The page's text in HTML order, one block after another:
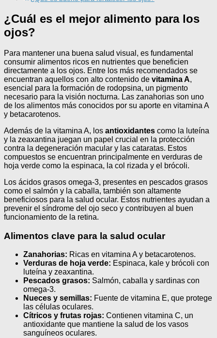
¿Cuál es el mejor alimento para los
ojos?
Para mantener una buena salud visual, es fundamental
consumir alimentos ricos en nutrientes que beneficien
directamente a los ojos. Entre los más recomendados se
encuentran aquellos con alto contenido de vitamina A,
esencial para la formación de rodopsina, un pigmento
necesario para la visión nocturna. Las zanahorias son uno
de los alimentos más conocidos por su aporte en vitamina A
y betacarotenos.
Además de la vitamina A, los antioxidantes como la luteína
y la zeaxantina juegan un papel crucial en la protección
contra la degeneración macular y las cataratas. Estos
compuestos se encuentran principalmente en verduras de
hoja verde como la espinaca, la col rizada y el brócoli.
Los ácidos grasos omega-3, presentes en pescados grasos
como el salmón y la caballa, también son altamente
beneficiosos para la salud ocular. Estos nutrientes ayudan a
prevenir el síndrome del ojo seco y contribuyen al buen
funcionamiento de la retina.
Alimentos clave para la salud ocular
Zanahorias: Ricas en vitamina A y betacarotenos.
Verduras de hoja verde: Espinaca, kale y brócoli con
luteína y zeaxantina.
Pescados grasos: Salmón, caballa y sardinas con
omega-3.
Nueces y semillas: Fuente de vitamina E, que protege
las células oculares.
Cítricos y frutas rojas: Contienen vitamina C, un
antioxidante que mantiene la salud de los vasos
sanguíneos oculares.